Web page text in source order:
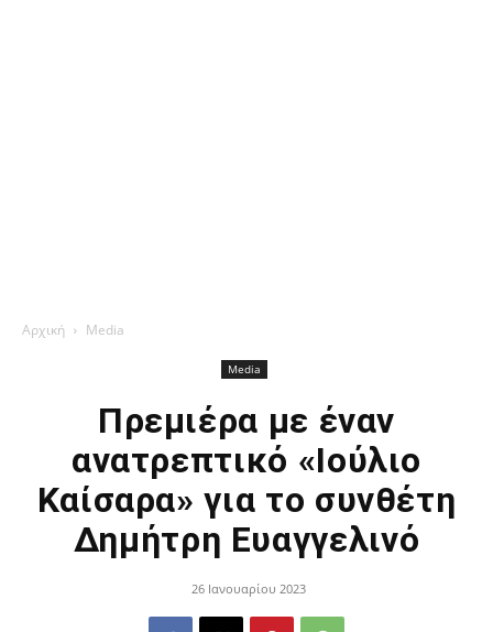
Αρχική Media
Media
Πρεμιέρα με έναν
ανατρεπτικό «Ιούλιο
Καίσαρα» για το συνθέτη
Δημήτρη Ευαγγελινό
26 Ιανουαρίου 2023